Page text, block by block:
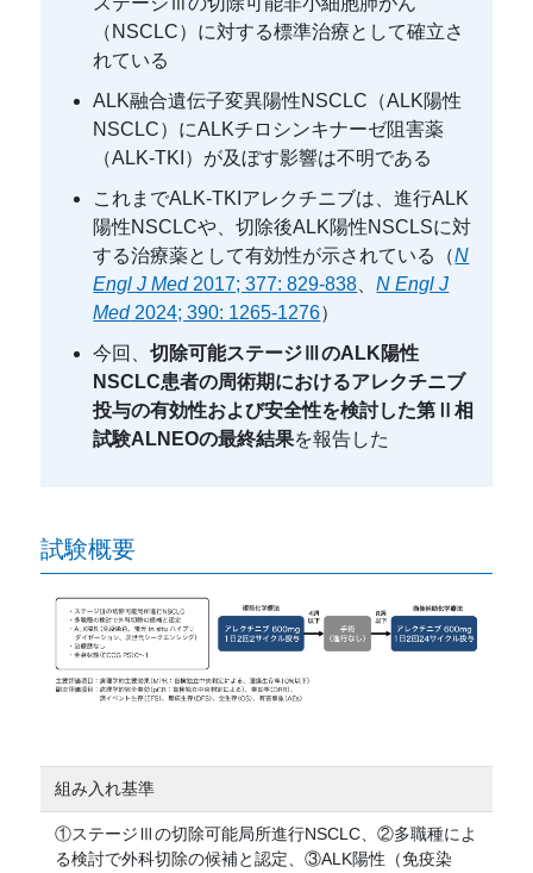
（NSCLC）に対する標準治療として確立さ
れている
ALK融合遺伝子変異陽性NSCLC（ALK陽性
NSCLC）にALKチロシンキナーゼ阻害薬
（ALK-TKI）が及ぼす影響は不明である
これまでALK-TKIアレクチニブは、進行ALK
陽性NSCLCや、切除後ALK陽性NSCLSに対
する治療薬として有効性が示されている（N
Engl J Med2017; 377: 829-838 、N Engl J
Med2024; 390: 1265-1276）
今回、切除可能ステージⅢのALK陽性
NSCLC患者の周術期におけるアレクチニブ
投与の有効性および安全性を検討した第Ⅱ相
試験ALNEOの最終結果を報告した
試験概要
組み入れ基準
①ステージⅢの切除可能局所進行NSCLC、②多職種によ
る検討で外科切除の候補と認定、③ALK陽性（免疫染